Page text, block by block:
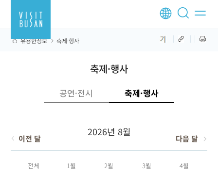
유용한정보 축제·행사
축제·행사
공연·전시 축제·행사
2026년 8월
이전 달 다음 달
전체 1월 2월 3월 4월